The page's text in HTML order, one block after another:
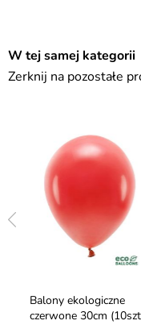
W tej samej kategorii
Zerknij na pozostałe
Balony ekologiczne
czerwone 30cm